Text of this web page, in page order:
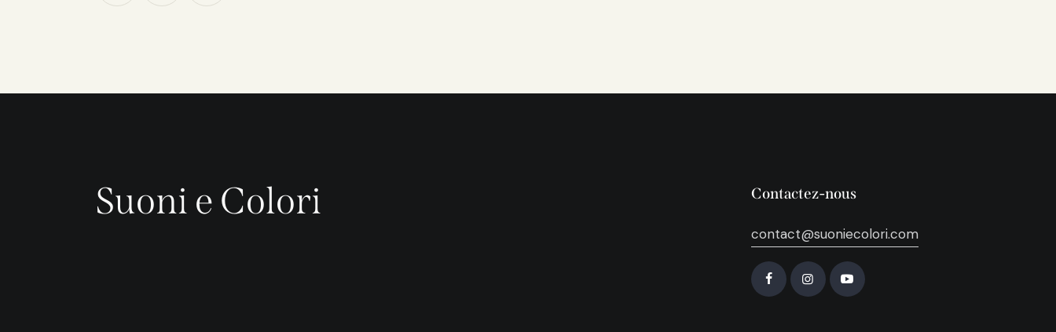
Suoni e Colori Contactez-nous
contact@suoniecolori.com